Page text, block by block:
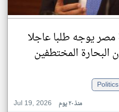
يوجه طلبا عاجلا
البحارة المختطفين
Politics
Jul 19, 2026
منذ ٢٠ يوم